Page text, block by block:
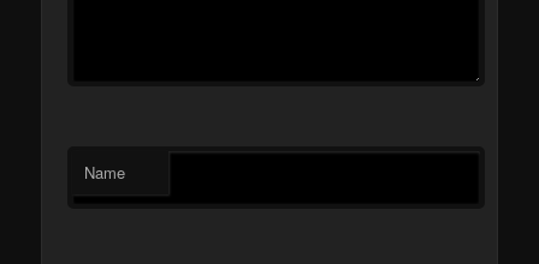
Name